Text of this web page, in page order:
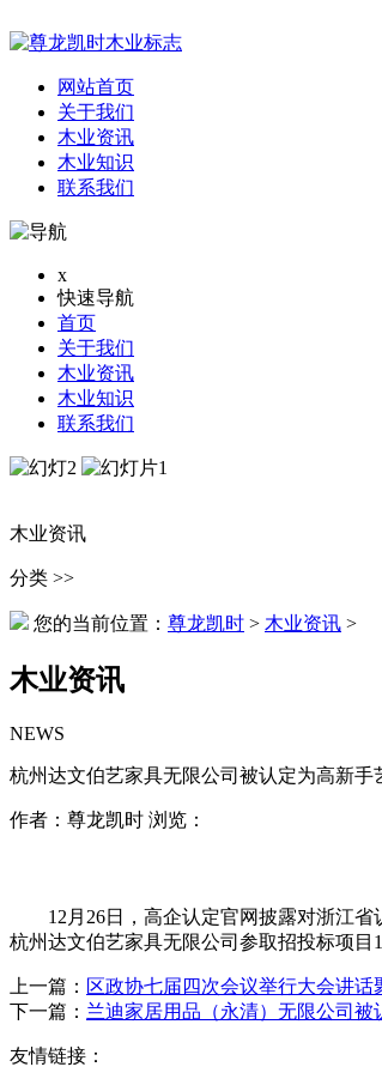
网站首页
关于我们
木业资讯
木业知识
联系我们
x
快速导航
首页
关于我们
木业资讯
木业知识
联系我们
木业资讯
分类 >>
您的当前位置： 尊龙凯时 > 木业资讯 >
木业资讯
NEWS
杭州达文伯艺家具无限公司被认定为高新手
作者：尊龙凯时 浏览：
12月26日，高企认定官网披露对浙江省认
杭州达文伯艺家具无限公司参取招投标项目
上一篇： 区政协七届四次会议举行大会讲话
下一篇： 兰迪家居用品（永清）无限公司被
友情链接：